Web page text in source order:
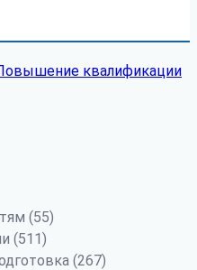
квалификации
(55)
(511)
(267)